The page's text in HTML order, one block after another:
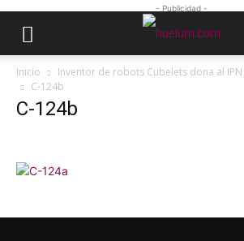
- Publicidad -
Inicio
Inventor de robots Cubelets dona al
C-124b
C-124b